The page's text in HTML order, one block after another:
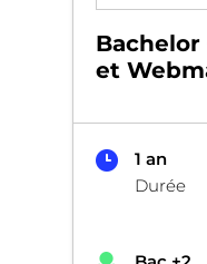
et
1 an
Durée